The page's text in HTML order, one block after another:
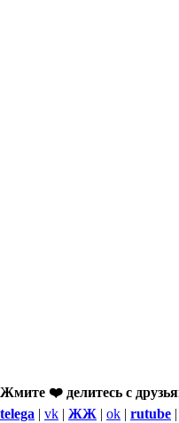
Жмите ❤️ делитесь с
telega | vk | ЖЖ | ok | rutube |